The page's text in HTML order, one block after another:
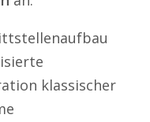
klassischer